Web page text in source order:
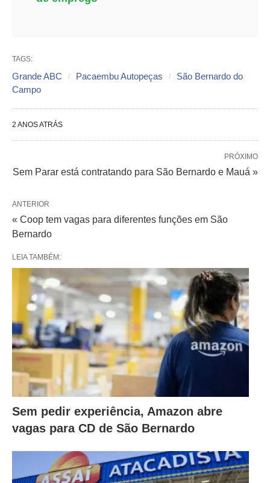
TAGS:
Grande ABC Pacaembu Autopeças
São Bernardo do
Campo
2 ANOS ATRÁS
PRÓXIMO
Sem Parar está contratando para São Bernardo e Mauá »
ANTERIOR
« Coop tem vagas para diferentes funções em São
Bernardo
LEIA TAMBÉM:
Sem pedir experiência, Amazon abre
vagas para CD de São Bernardo